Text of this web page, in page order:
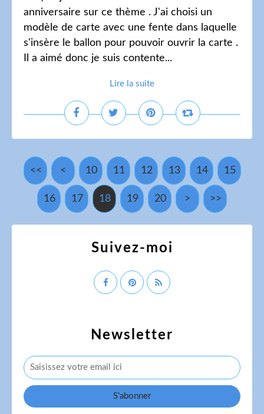
anniversaire sur ce thème . J'ai choisi un
modèle de carte avec une fente dans laquelle
s'insère le ballon pour pouvoir ouvrir la carte .
Il a aimé donc je suis contente...
Lire la suite
<< < 10 11 12 13 14 15
16 17 18 19 20 30
40
> >>
Newsletter
Suivez-moi